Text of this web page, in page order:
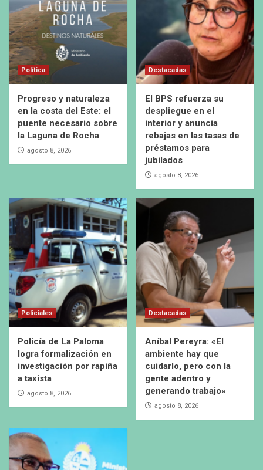
Política
Progreso y naturaleza
en la costa del Este: el
puente necesario sobre
la Laguna de Rocha
agosto 8, 2026
Destacadas
El BPS refuerza su
despliegue en el
interior y anuncia
rebajas en las tasas de
préstamos para
jubilados
agosto 8, 2026
Policiales
Policía de La Paloma
logra formalización en
investigación por rapiña
a taxista
agosto 8, 2026
Destacadas
Aníbal Pereyra: «El
ambiente hay que
cuidarlo, pero con la
gente adentro y
generando trabajo»
agosto 8, 2026